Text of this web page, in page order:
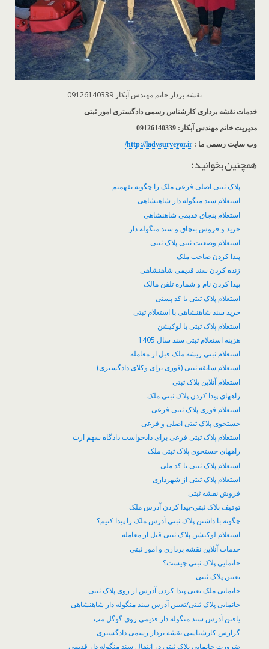
نقشه بردار خانم مهندس آبکار 09126140339
خدمات نقشه برداری کارشناس رسمی دادگستری امور ثبتی
مدیریت خانم مهندس آبکار: 09126140339
وب سایت رسمی ما : http://ladysurveyor.ir/
همچنین بخوانید:
پلاک ثبتی اصلی فرعی ملک را چگونه بفهمیم
استعلام سند منگوله دار شاهنشاهی
استعلام بنچاق قدیمی شاهنشاهی
خرید و فروش بنچاق و سند منگوله دار
استعلام وضعیت ثبتی پلاک ثبتی
پیدا کردن صاحب ملک
زنده کردن سند قدیمی شاهنشاهی
پیدا کردن نام و شماره تلفن مالک
استعلام پلاک ثبتی با کد پستی
خرید سند شاهنشاهی با استعلام ثبتی
استعلام پلاک ثبتی با لوکیشن
هزینه استعلام ثبتی سند سال 1405
استعلام ثبتی ریشه ملک قبل از معامله
استعلام سابقه ثبتی (فوری برای وکلای دادگستری)
استعلام آنلاین پلاک ثبتی
راههای پیدا کردن پلاک ثبتی ملک
استعلام فوری پلاک ثبتی فرعی
جستجوی پلاک ثبتی اصلی و فرعی
استعلام پلاک ثبتی فرعی برای دادخواست دادگاه سهم ارث
راههای جستجوی پلاک ثبتی ملک
استعلام پلاک ثبتی با کد ملی
استعلام پلاک ثبتی از شهرداری
فروش نقشه ثبتی
توقیف پلاک ثبتی-پیدا کردن آدرس ملک
چگونه با داشتن پلاک ثبتی آدرس ملک را پیدا کنیم؟
​استعلام لوکیشن پلاک ثبتی قبل از معامله
خدمات آنلاین نقشه برداری و امور ثبتی
جانمایی پلاک ثبتی چیست؟
تعیین پلاک ثبتی
جانمایی ملک یعنی پیدا کردن آدرس از روی پلاک ثبتی
جانمایی پلاک ثبتی/تعیین آدرس سند منگوله دار شاهنشاهی
یافتن آدرس سند منگوله دار قدیمی روی گوگل مپ
گزارش کارشناسی نقشه بردار رسمی دادگستری
ضرورت جانمایی پلاک ثبتی در انتقال سند منگوله دار قدیمی